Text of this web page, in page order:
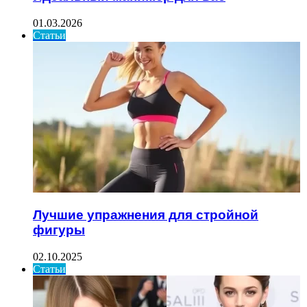
01.03.2026
Статьи
Лучшие упражнения для стройной
фигуры
02.10.2025
Статьи